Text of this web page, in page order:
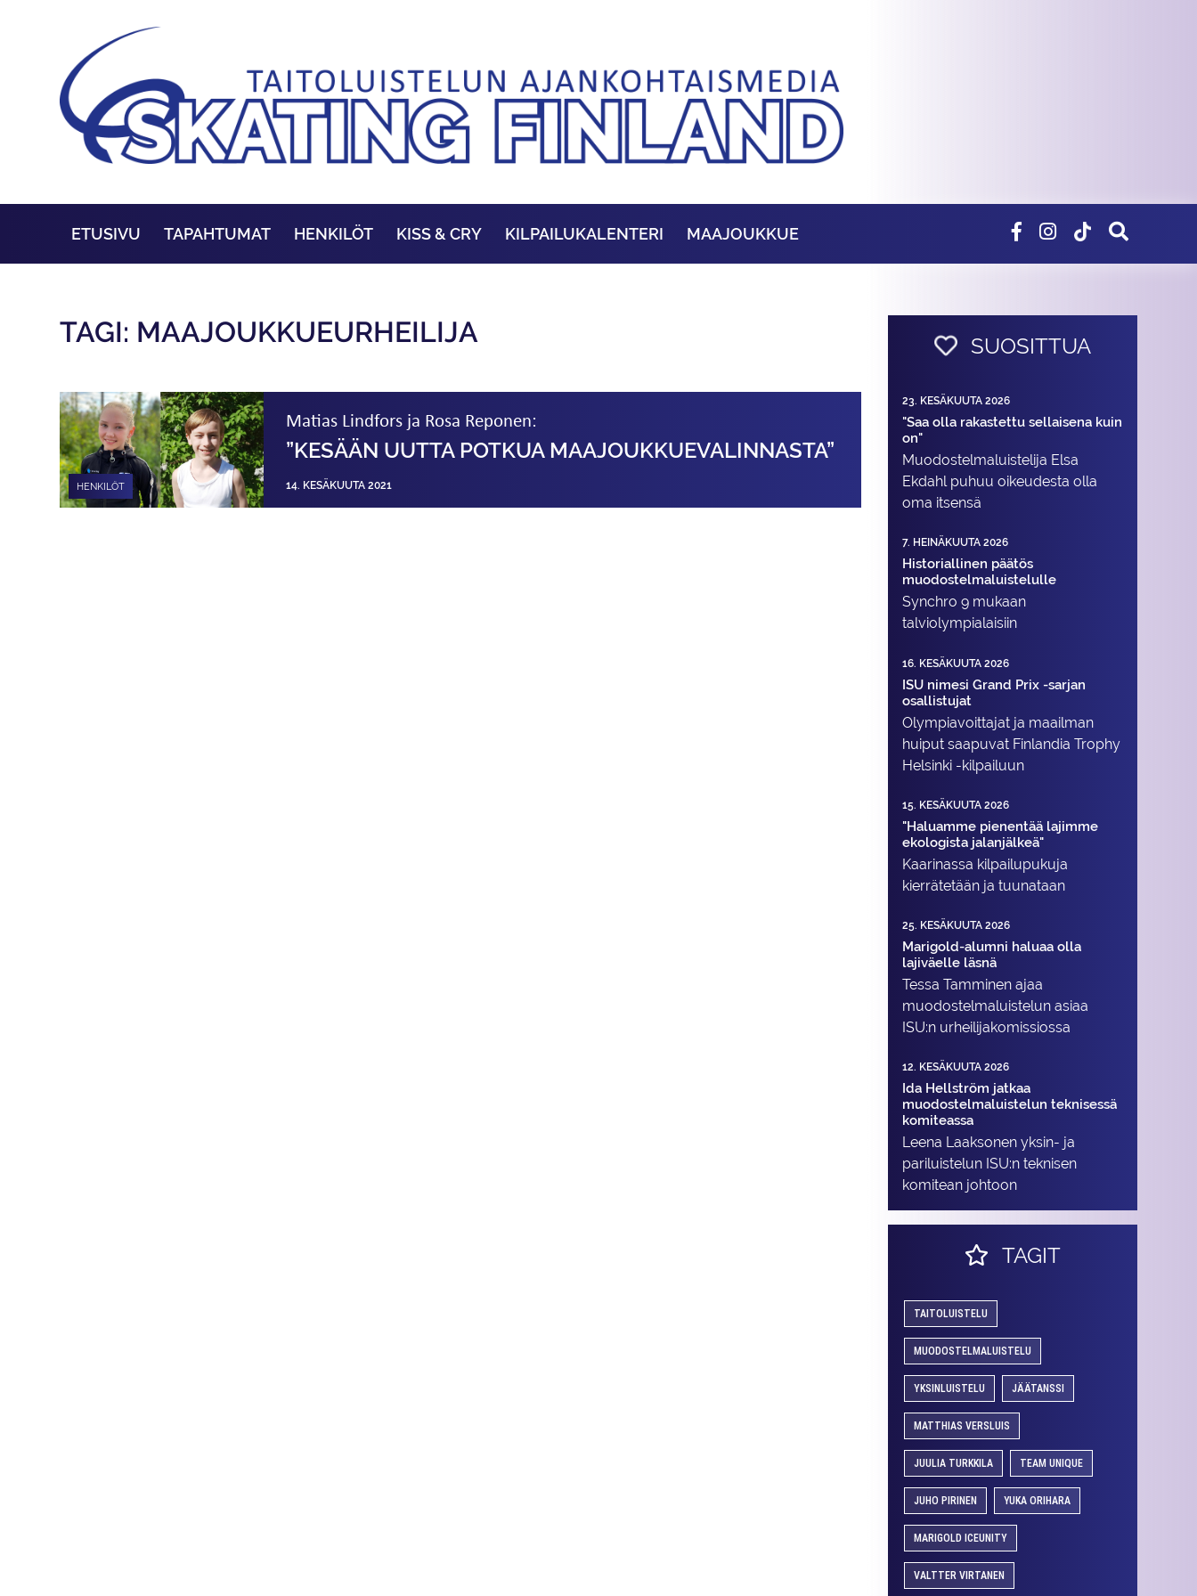
ETUSIVU TAPAHTUMAT HENKILÖT KISS & CRY KILPAILUKALENTERI MAAJOUKKUE
TAGI: MAAJOUKKUEURHEILIJA
HENKILÖT
Matias Lindfors ja Rosa Reponen:
”KESÄÄN UUTTA POTKUA MAAJOUKKUE­VALINNASTA”
14. KESÄKUUTA 2021
SUOSITTUA
23. KESÄKUUTA 2026
"Saa olla rakastettu sellaisena kuin
on"
Muodostelma­luistelija Elsa
Ekdahl puhuu oikeudesta olla
oma itsensä
7. HEINÄKUUTA 2026
Historiallinen päätös
muodostelmaluistelulle
Synchro 9 mukaan
talviolympialaisiin
16. KESÄKUUTA 2026
ISU nimesi Grand Prix -sarjan
osallistujat
Olympiavoittajat ja maailman
huiput saapuvat Finlandia Trophy
Helsinki -kilpailuun
15. KESÄKUUTA 2026
"Haluamme pienentää lajimme
ekologista jalanjälkeä"
Kaarinassa kilpailupukuja
kierrätetään ja tuunataan
25. KESÄKUUTA 2026
Marigold-alumni haluaa olla
lajiväelle läsnä
Tessa Tamminen ajaa
muodostelma­luistelun asiaa
ISU:n urheilija­komissiossa
12. KESÄKUUTA 2026
Ida Hellström jatkaa
muodostelmaluistelun teknisessä
komiteassa
Leena Laaksonen yksin- ja
pariluistelun ISU:n teknisen
komitean johtoon
TAGIT
TAITOLUISTELU
MUODOSTELMALUISTELU
YKSINLUISTELU JÄÄTANSSI
MATTHIAS VERSLUIS
JUULIA TURKKILA TEAM UNIQUE
JUHO PIRINEN YUKA ORIHARA
MARIGOLD ICEUNITY
VALTTER VIRTANEN